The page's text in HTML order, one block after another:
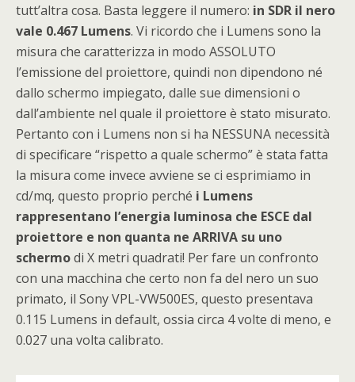
tutt’altra cosa. Basta leggere il numero: in SDR il nero
vale 0.467 Lumens. Vi ricordo che i Lumens sono la
misura che caratterizza in modo ASSOLUTO
l’emissione del proiettore, quindi non dipendono né
dallo schermo impiegato, dalle sue dimensioni o
dall’ambiente nel quale il proiettore è stato misurato.
Pertanto con i Lumens non si ha NESSUNA necessità
di specificare “rispetto a quale schermo” è stata fatta
la misura come invece avviene se ci esprimiamo in
cd/mq, questo proprio perché i Lumens
rappresentano l’energia luminosa che ESCE dal
proiettore e non quanta ne ARRIVA su uno
schermodi X metri quadrati! Per fare un confronto
con una macchina che certo non fa del nero un suo
primato, il Sony VPL-VW500ES, questo presentava
0.115 Lumens in default, ossia circa 4 volte di meno, e
0.027 una volta calibrato.